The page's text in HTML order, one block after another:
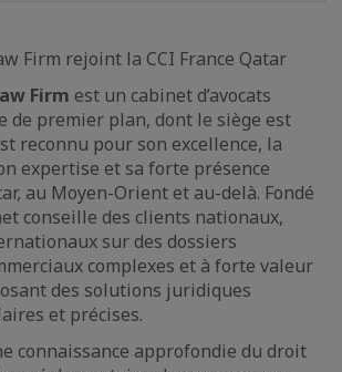
Firm rejoint la CCI France Qatar
Firm est un cabinet d’avocats
premier plan, dont le siège est
reconnu pour son excellence, la
expertise et sa forte présence
au Moyen-Orient et au-delà. Fondé
conseille des clients nationaux,
sur des dossiers
complexes et à forte valeur
des solutions juridiques
et précises.
connaissance approfondie du droit